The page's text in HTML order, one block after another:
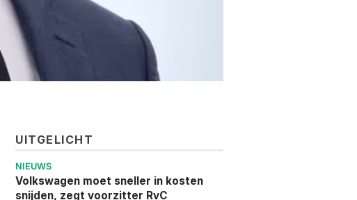
UITGELICHT
NIEUWS
Volkswagen moet sneller in kosten
snijden, zegt voorzitter RvC